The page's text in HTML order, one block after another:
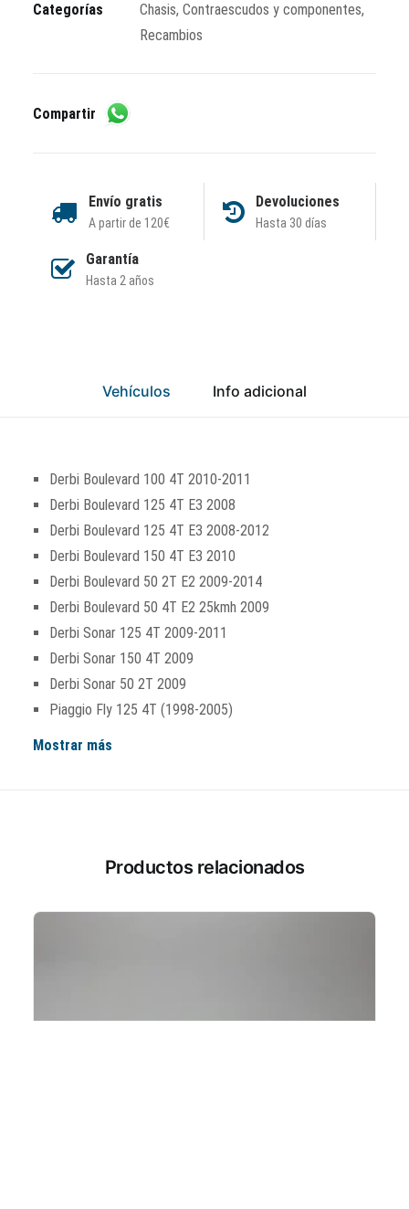
Categorías
Chasis, Contraescudos y componentes,
Recambios
Compartir
Envío gratis
A partir de 120€
Devoluciones
Hasta 30 días
Garantía
Hasta 2 años
Vehículos Info adicional
Derbi Boulevard 100 4T 2010-2011
Derbi Boulevard 125 4T E3 2008
Derbi Boulevard 125 4T E3 2008-2012
Derbi Boulevard 150 4T E3 2010
Derbi Boulevard 50 2T E2 2009-2014
Derbi Boulevard 50 4T E2 25kmh 2009
Derbi Sonar 125 4T 2009-2011
Derbi Sonar 150 4T 2009
Derbi Sonar 50 2T 2009
Piaggio Fly 125 4T (1998-2005)
Mostrar más
Productos relacionados